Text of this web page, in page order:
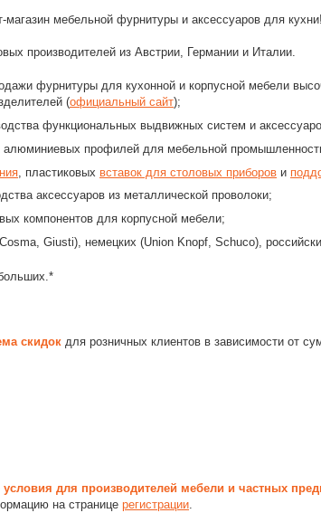
мебельной фурнитуры и аксессуаров для кухни!
производителей из Австрии, Германии и Италии.
фурнитуры для кухонной и корпусной мебели
(официальный сайт);
функциональных выдвижных систем и
профилей для мебельной
, пластиковых вставок для столовых приборов и
аксессуаров из металлической проволоки;
компонентов для корпусной мебели;
Giusti), немецких (Union Knopf, Schuco),
скидок для розничных клиентов в зависимости от
для производителей мебели и частных
на странице регистрации.